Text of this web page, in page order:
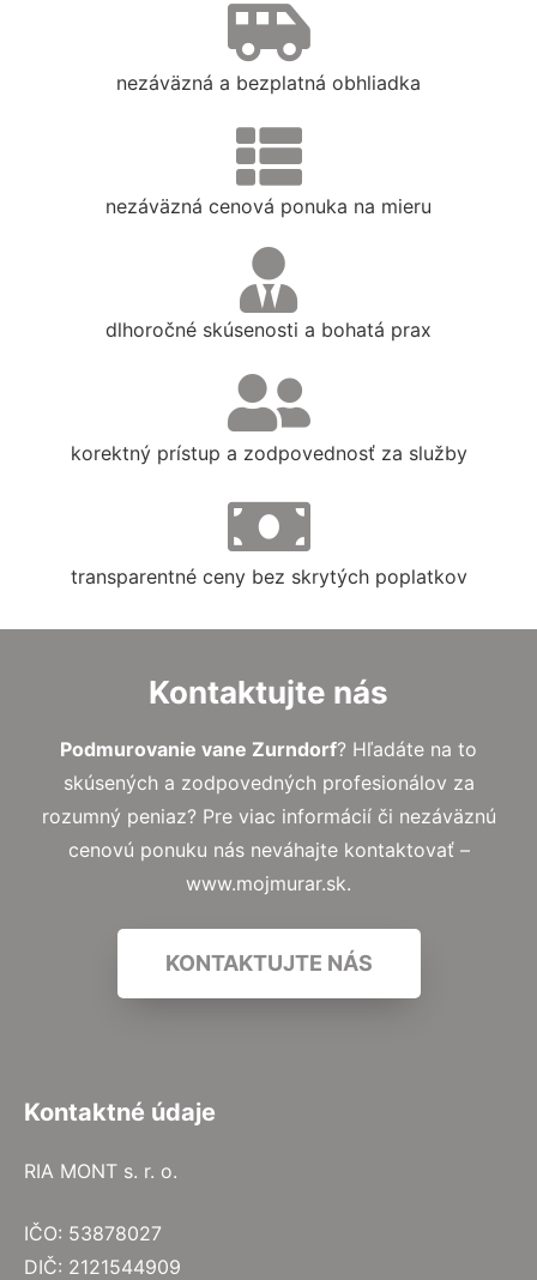
nezáväzná a bezplatná obhliadka
nezáväzná cenová ponuka na mieru
dlhoročné skúsenosti a bohatá prax
korektný prístup a zodpovednosť za služby
transparentné ceny bez skrytých poplatkov
Kontaktujte nás
Podmurovanie vane Zurndorf? Hľadáte na to
skúsených a zodpovedných profesionálov za
rozumný peniaz? Pre viac informácií či nezáväznú
cenovú ponuku nás neváhajte kontaktovať –
www.mojmurar.sk.
KONTAKTUJTE NÁS
Kontaktné údaje
RIA MONT s. r. o.
IČO: 53878027
DIČ: 2121544909